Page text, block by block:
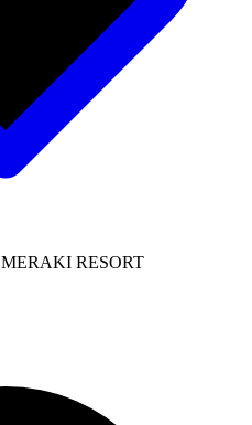
MERAKI RESORT